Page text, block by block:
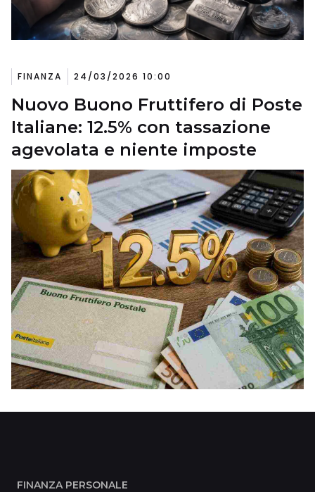
FINANZA 24/03/2026 10:00
Nuovo Buono Fruttifero di Poste
Italiane: 12.5% con tassazione
agevolata e niente imposte
FINANZA PERSONALE